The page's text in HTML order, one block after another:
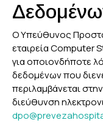
Ο Υπεύθυνος
εταιρεία Computer
για οποιονδήποτε
δεδομένων που
περιλαμβάνεται
διεύθυνση